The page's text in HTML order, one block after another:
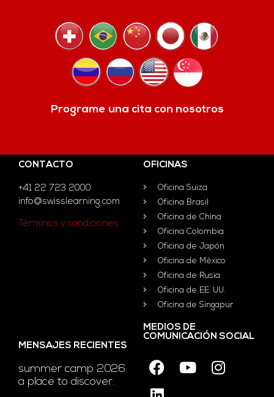
Programe una cita con nosotros
CONTACTO
+41 22 723 2000
info@swisslearning.com
Términos y condiciones
OFICINAS
Oficina Suiza
Oficina Brasil
Oficina de China
Oficina Colombia
Oficina de Japón
Oficina de México
Oficina de Rusia
Oficina de EE. UU.
Oficina de Singapur
MENSAJES RECIENTES
summer camp 2026.
a place to discover.
MEDIOS DE
COMUNICACIÓN SOCIAL